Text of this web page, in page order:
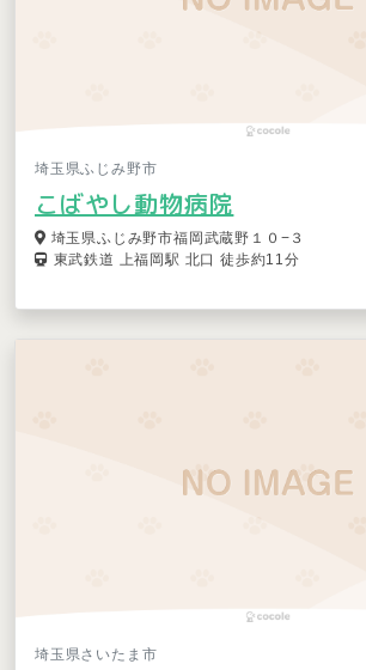
埼玉県ふじみ野市
こばやし動物病院
埼玉県ふじみ野市福岡武蔵野１０−３
東武鉄道 上福岡駅 北口 徒歩約11分
埼玉県さいたま市